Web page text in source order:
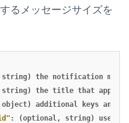
るメッセージサイズを
string) the notification
string) the title that appears
object) additional keys and
: (optional , string) used